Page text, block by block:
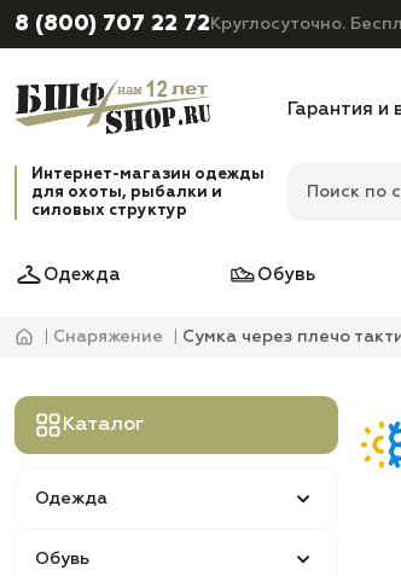
8 (800) 707 22 72 Круглосуточно.
Гарантия и
Интернет-магазин одежды
для охоты, рыбалки и
силовых структур
Одежда Обувь
Снаряжение Сумка через плечо
Каталог
Одежда
Обувь